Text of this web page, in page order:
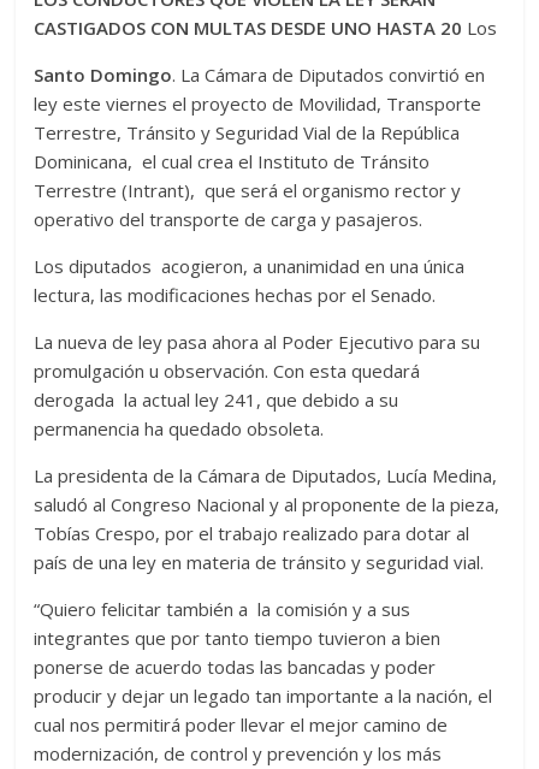
er s
A
p
p
di
t
b
o
o
k
e
n
g
er
p
e
gr
a
m
a
g
e
m
p
ar
ti
r
CASTIGADOS CON MULTAS DESDE UNO HASTA 20 Los
Santo Domingo. La Cámara de Diputados convirtió en
ley este viernes el proyecto de Movilidad, Transporte
Terrestre, Tránsito y Seguridad Vial de la República
Dominicana, el cual crea el Instituto de Tránsito
Terrestre (Intrant), que será el organismo rector y
operativo del transporte de carga y pasajeros.
Los diputados acogieron, a unanimidad en una única
lectura, las modificaciones hechas por el Senado.
La nueva de ley pasa ahora al Poder Ejecutivo para su
promulgación u observación. Con esta quedará
derogada la actual ley 241, que debido a su
permanencia ha quedado obsoleta.
La presidenta de la Cámara de Diputados, Lucía Medina,
saludó al Congreso Nacional y al proponente de la pieza,
Tobías Crespo, por el trabajo realizado para dotar al
país de una ley en materia de tránsito y seguridad vial.
“Quiero felicitar también a la comisión y a sus
integrantes que por tanto tiempo tuvieron a bien
ponerse de acuerdo todas las bancadas y poder
producir y dejar un legado tan importante a la nación, el
cual nos permitirá poder llevar el mejor camino de
modernización, de control y prevención y los más